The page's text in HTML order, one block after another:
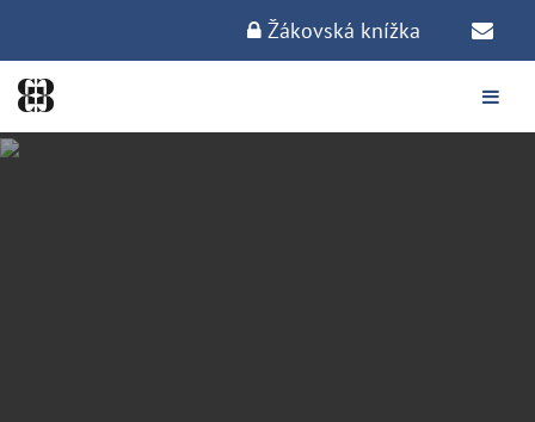
Žákovská knížka